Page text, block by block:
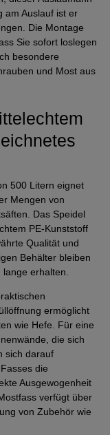
am Auslauf ist er
Die Montage
Sie sofort loslegen
besondere
und Most aus
500 Litern eignet
Mengen von
Das Speidel
PE-Kunststoff
Qualität und
Behälter bleiben
erhalten.
ermöglicht
wie Hefe. Für eine
die sich
sich darauf
die
Ausgewogenheit
verfügt über
von Zubehör wie